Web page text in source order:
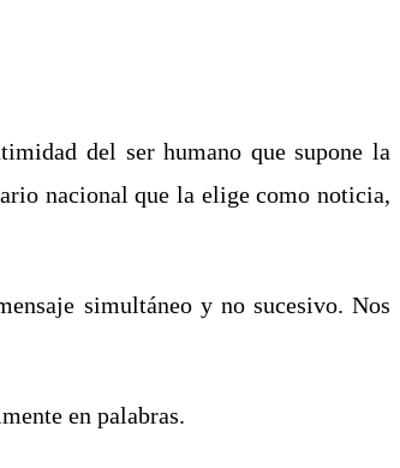
del ser humano que supone la
nacional que la elige como noticia,
simultáneo y no sucesivo. Nos
en palabras.